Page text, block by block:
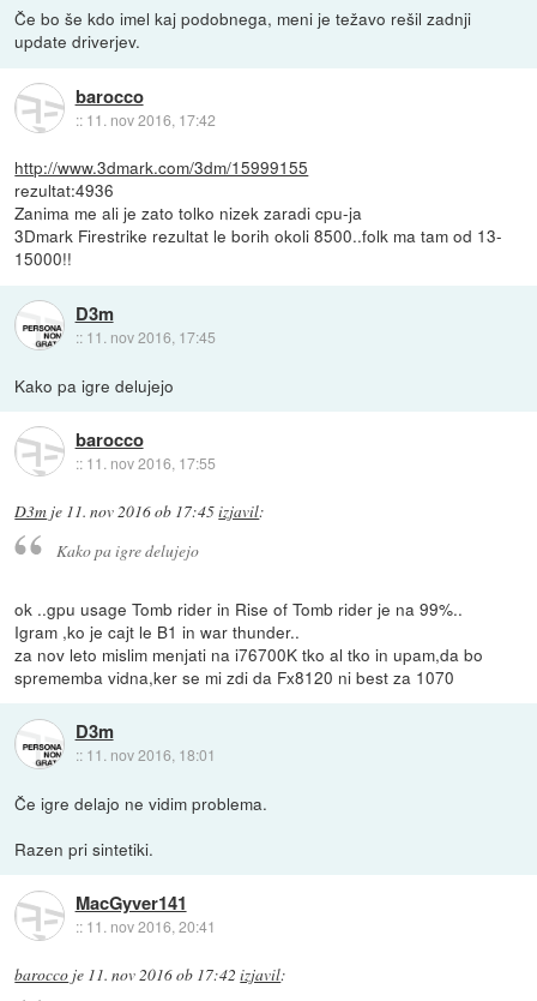
Če bo še kdo imel kaj podobnega, meni je težavo rešil zadnji
update driverjev.
barocco
:: 11. nov 2016, 17:42
http://www.3dmark.com/3dm/15999155
rezultat:4936
Zanima me ali je zato tolko nizek zaradi cpu-ja
3Dmark Firestrike rezultat le borih okoli 8500..folk ma tam od 13-
15000!!
D3m
:: 11. nov 2016, 17:45
Kako pa igre delujejo
barocco
:: 11. nov 2016, 17:55
D3m je 11. nov 2016 ob 17:45izjavil:
Kako pa igre delujejo
ok ..gpu usage Tomb rider in Rise of Tomb rider je na 99%..
Igram ,ko je cajt le B1 in war thunder..
za nov leto mislim menjati na i76700K tko al tko in upam,da bo
sprememba vidna,ker se mi zdi da Fx8120 ni best za 1070
D3m
:: 11. nov 2016, 18:01
Če igre delajo ne vidim problema.
Razen pri sintetiki.
MacGyver141
:: 11. nov 2016, 20:41
barocco je 11. nov 2016 ob 17:42 izjavil: